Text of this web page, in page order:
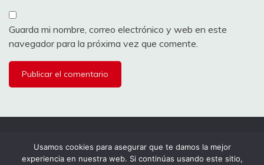
Guarda mi nombre, correo electrónico y web en este
navegador para la próxima vez que comente.
Todos los derechos reservados 2024.
Funciona gracias a WordPress
| Tema: Fairy por
Usamos cookies para asegurar que te damos la mejor
experiencia en nuestra web. Si continúas usando este sitio,